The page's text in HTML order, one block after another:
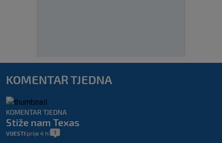
KOMENTAR TJEDNA
KOMENTAR TJEDNA
Stiže nam Texas
VIJESTI prije 4 h 1